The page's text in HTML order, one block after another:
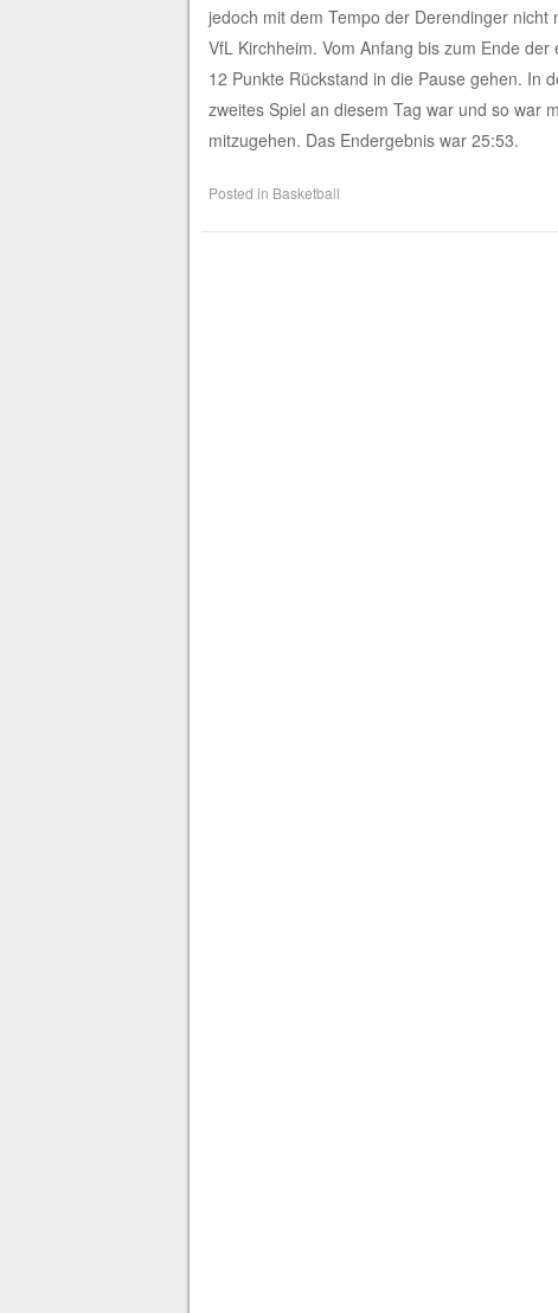
jedoch mit dem Tempo der Derendinger
VfL Kirchheim. Vom Anfang bis zum Ende
12 Punkte Rückstand in die Pause gehen. In
zweites Spiel an diesem Tag war und so war
mitzugehen. Das Endergebnis war 25:53.
Posted in Basketball